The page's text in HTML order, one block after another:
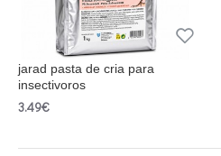
jarad pasta de cria para
insectivoros
3.49€